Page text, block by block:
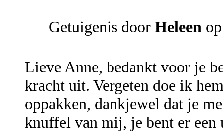
Getuigenis door Heleen
Lieve Anne, bedankt voor je
kracht uit. Vergeten doe ik
oppakken, dankjewel dat je
knuffel van mij, je bent er een